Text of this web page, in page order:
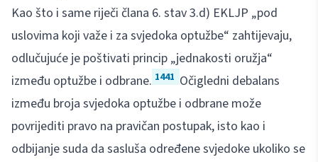
Kao što i same riječi člana 6. stav 3.d) EKLJP „pod
uslovima koji važe i za svjedoka optužbe“ zahtijevaju,
odlučujuće je poštivati princip „jednakosti oružja“
između optužbe i odbrane. 1441 Očigledni debalans
između broja svjedoka optužbe i odbrane može
povrijediti pravo na pravičan postupak, isto kao i
odbijanje suda da sasluša određene svjedoke ukoliko se